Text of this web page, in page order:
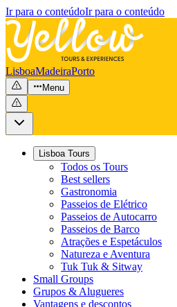
Ir para o conteúdoIr para o conteúdo
LisboaMadeiraPorto
Menu
Lisboa Tours
Todos os Tours
Best sellers
Gastronomia
Passeios de Elétrico
Passeios de Autocarro
Passeios de Barco
Atrações e Espetáculos
Natureza e Aventura
Tuk Tuk & Sitway
Small Groups
Grupos & Alugueres
Vantagens e descontos